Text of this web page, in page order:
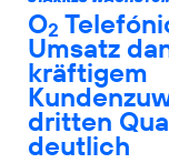
O2
Umsatz
kräftigem
dritten
deutlich